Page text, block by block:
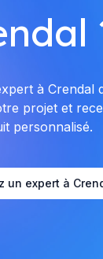
à Crendal
projet et
personnalisé.
un expert à